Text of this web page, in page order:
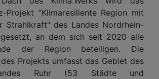
Projekt "Klimaresiliente Region mit
Strahlkraft" des Landes Nordrhein-
an dem sich seit 2020 alle
der Region beteiligen. Die
Projekts umfasst das Gebiet des
Ruhr (53 Städte und